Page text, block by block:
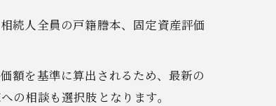
続人全員の戸籍謄本、固定資産評価
額を基準に算出されるため、最新の
相談も選択肢となります。